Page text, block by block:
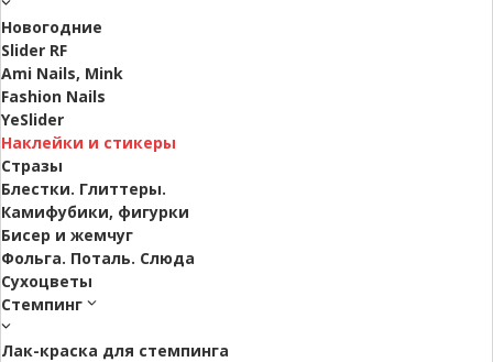
Новогодние
Slider RF
Ami Nails, Mink
Fashion Nails
YeSlider
Наклейки и стикеры
Стразы
Блестки. Глиттеры.
Камифубики, фигурки
Бисер и жемчуг
Фольга. Поталь. Слюда
Сухоцветы
Стемпинг
Лак-краска для стемпинга